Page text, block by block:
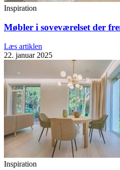
Inspiration
Møbler i soveværelset der
Læs artiklen
22. januar 2025
Inspiration